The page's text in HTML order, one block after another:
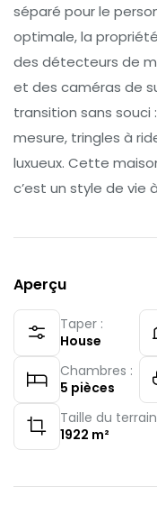
séparé pour le
optimale, la
des détecteurs de
et des caméras de
transition sans souci
mesure, tringles à
luxueux. Cette
c’est un style de vie
Aperçu
Taper :
House
Chambres :
5 pièces
Taille du
1922 m²